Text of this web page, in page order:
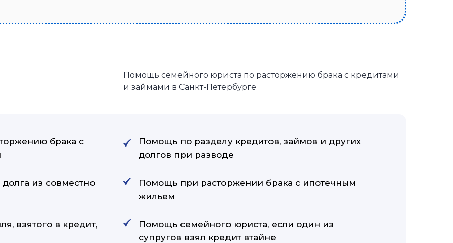
Помощь семейного юриста по расторжению брака с кредитами
и займами в Санкт-Петербурге
брака с
из совместно
взятого в кредит,
Помощь по разделу кредитов, займов и других
долгов при разводе
Помощь при расторжении брака с ипотечным
жильем
Помощь семейного юриста, если один из
супругов взял кредит втайне